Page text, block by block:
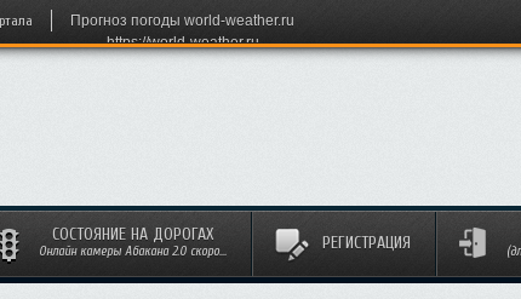
Прогноз погоды world-weather.ru
https://world-weather.ru
СОСТОЯНИЕ НА ДОРОГАХ
Онлайн камеры Абакана 2.0 скоро... РЕГИСТРАЦИЯ